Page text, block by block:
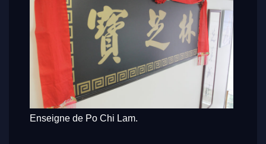
Enseigne de Po Chi Lam.